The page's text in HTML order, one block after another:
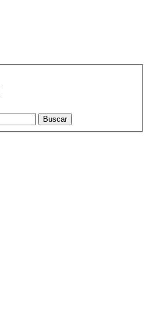
Buscar